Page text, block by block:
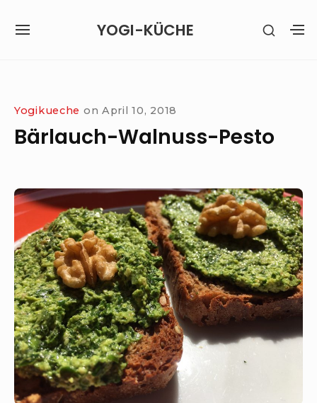
YOGI-KÜCHE
SITE
SHOW
Yogikueche on April 10, 2018
Bärlauch-Walnuss-Pesto